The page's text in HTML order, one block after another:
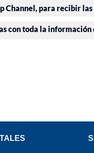
Channel, para recibir
con toda la información